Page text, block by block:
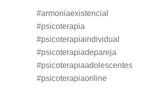
#armoniaexistencial
#psicoterapia
#psicoterapiaindividual
#psicoterapiadepareja
#psicoterapiaadolescentes
#psicoterapiaonline